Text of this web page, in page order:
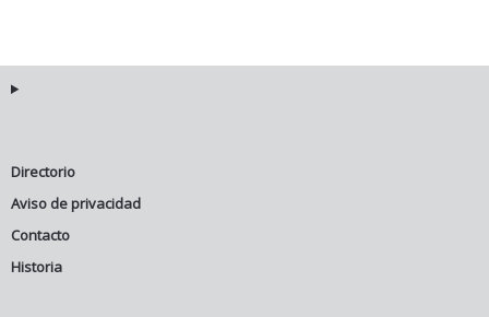
Directorio
Aviso de privacidad
Contacto
Historia